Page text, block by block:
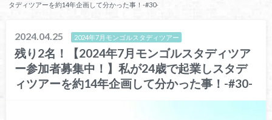
タディツアーを約14年企画して分かった事！-#30-
2024.04.25 2024年7月モンゴルスタディツアー
残り2名！【2024年7月モンゴルスタディツア
ー参加者募集中！】私が24歳で起業しスタデ
ィツアーを約14年企画して分かった事！-#30-